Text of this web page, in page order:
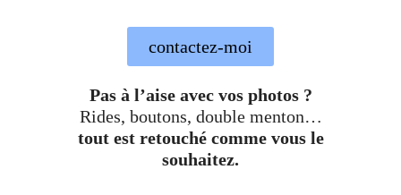
contactez-moi
Pas à l’aise avec vos photos ?
Rides, boutons, double menton…
tout est retouché comme vous le
souhaitez.